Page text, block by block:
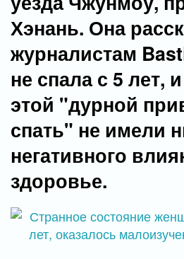
Хэнань. Она
журналистам
не спала с 5 лет,
этой "дурной
спать" не имели
негативного
здоровье.